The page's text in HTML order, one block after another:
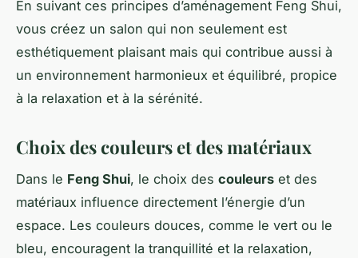
En suivant ces principes d’aménagement Feng Shui,
vous créez un salon qui non seulement est
esthétiquement plaisant mais qui contribue aussi à
un environnement harmonieux et équilibré, propice
à la relaxation et à la sérénité.
Choix des couleurs et des matériaux
Dans le Feng Shui, le choix des couleurs et des
matériaux influence directement l’énergie d’un
espace. Les couleurs douces, comme le vert ou le
bleu, encouragent la tranquillité et la relaxation,